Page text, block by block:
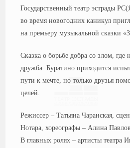
Государственный театр эстрады
во время новогодних каникул
на премьеру музыкальной сказки
Сказка о борьбе добра со злом, где
дружба. Буратино приходится
пути к мечте, но только друзья
целей.
Режиссер – Татьяна Чаранская,
Нотара, хореографы – Алина
В главных ролях – артисты театра